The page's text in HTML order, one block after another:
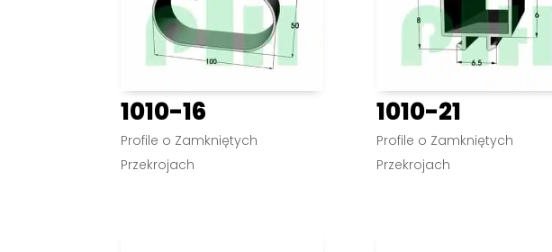
1010-16
Profile o Zamkniętych
Przekrojach
1010-21
Profile o Zamkniętych
Przekrojach